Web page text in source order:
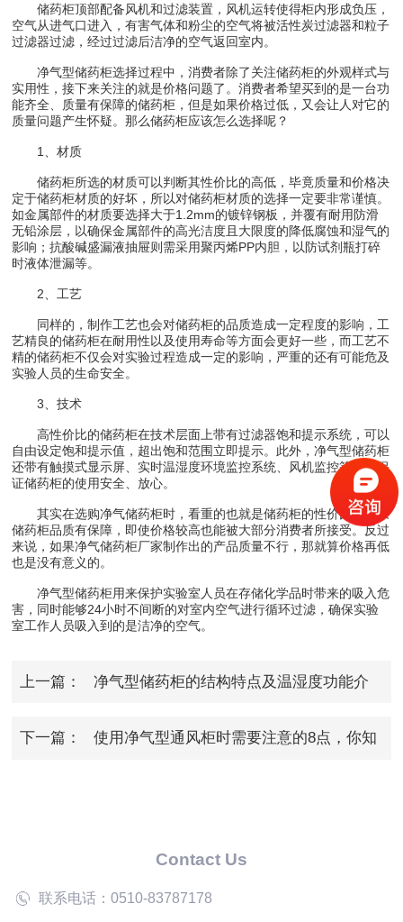
储药柜顶部配备风机和过滤装置，风机运转使得柜内形成负压，
空气从进气口进入，有害气体和粉尘的空气将被活性炭过滤器和粒子
过滤器过滤，经过过滤后洁净的空气返回室内。
净气型储药柜选择过程中，消费者除了关注储药柜的外观样式与
实用性，接下来关注的就是价格问题了。消费者希望买到的是一台功
能齐全、质量有保障的储药柜，但是如果价格过低，又会让人对它的
质量问题产生怀疑。那么储药柜应该怎么选择呢？
1、材质
储药柜所选的材质可以判断其性价比的高低，毕竟质量和价格决
定于储药柜材质的好坏，所以对储药柜材质的选择一定要非常谨慎。
如金属部件的材质要选择大于1.2mm的镀锌钢板，并覆有耐用防滑
无铅涂层，以确保金属部件的高光洁度且大限度的降低腐蚀和湿气的
影响；抗酸碱盛漏液抽屉则需采用聚丙烯PP内胆，以防试剂瓶打碎
时液体泄漏等。
2、工艺
同样的，制作工艺也会对储药柜的品质造成一定程度的影响，工
艺精良的储药柜在耐用性以及使用寿命等方面会更好一些，而工艺不
精的储药柜不仅会对实验过程造成一定的影响，严重的还有可能危及
实验人员的生命安全。
3、技术
高性价比的储药柜在技术层面上带有过滤器饱和提示系统，可以
自由设定饱和提示值，超出饱和范围立即提示。此外，净气型储药柜
还带有触摸式显示屏、实时温湿度环境监控系统、风机监控等等，保
证储药柜的使用安全、放心。
其实在选购净气储药柜时，看重的也就是储药柜的性价比，如果
储药柜品质有保障，即使价格较高也能被大部分消费者所接受。反过
来说，如果净气储药柜厂家制作出的产品质量不行，那就算价格再低
也是没有意义的。
净气型储药柜用来保护实验室人员在存储化学品时带来的吸入危
害，同时能够24小时不间断的对室内空气进行循环过滤，确保实验
室工作人员吸入到的是洁净的空气。
上一篇： 净气型储药柜的结构特点及温湿度功能介
下一篇： 使用净气型通风柜时需要注意的8点，你知
Contact Us
联系电话：0510-83787178